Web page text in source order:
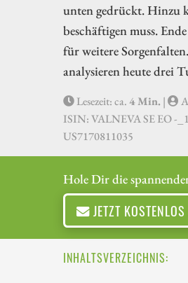
unten gedrückt. Hinzu
beschäftigen muss.
für weitere
analysieren heute drei
Lesezeit: ca.4 Min. |
ISIN: VALNEVA SE EO -
US7170811035
Hole Dir die
JETZT
INHALTSVERZEICHNIS: